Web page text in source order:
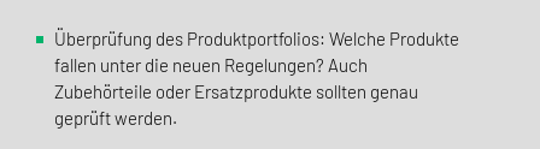
Überprüfung des Produktportfolios: Welche Produkte
fallen unter die neuen Regelungen? Auch
Zubehörteile oder Ersatzprodukte sollten genau
geprüft werden.